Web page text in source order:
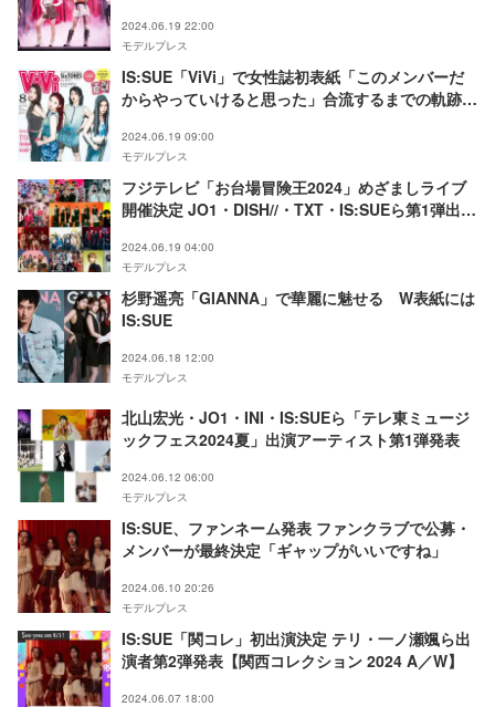
2024.06.19 22:00
モデルプレス
IS:SUE「ViVi」で⼥性誌初表紙「このメンバーだ
からやっていけると思った」合流するまでの軌跡語
2024.06.19 09:00
モデルプレス
フジテレビ「お台場冒険王2024」めざましライブ
開催決定 JO1・DISH//・TXT・IS:SUEら第1弾出演
2024.06.19 04:00
モデルプレス
杉野遥亮「GIANNA」で華麗に魅せる W表紙には
IS:SUE
2024.06.18 12:00
モデルプレス
北山宏光・JO1・INI・IS:SUEら「テレ東ミュージ
ックフェス2024夏」出演アーティスト第1弾発表
2024.06.12 06:00
モデルプレス
IS:SUE、ファンネーム発表 ファンクラブで公募・
メンバーが最終決定「ギャップがいいですね」
2024.06.10 20:26
モデルプレス
IS:SUE「関コレ」初出演決定 テリ・⼀ノ瀬颯ら出
演者第2弾発表【関西コレクション 2024 A／W】
2024.06.07 18:00